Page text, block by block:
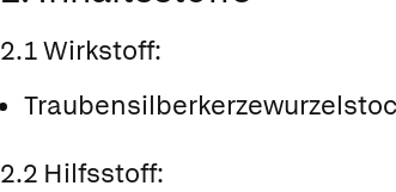
2.1 Wirkstoff:
2.2 Hilfsstoff: